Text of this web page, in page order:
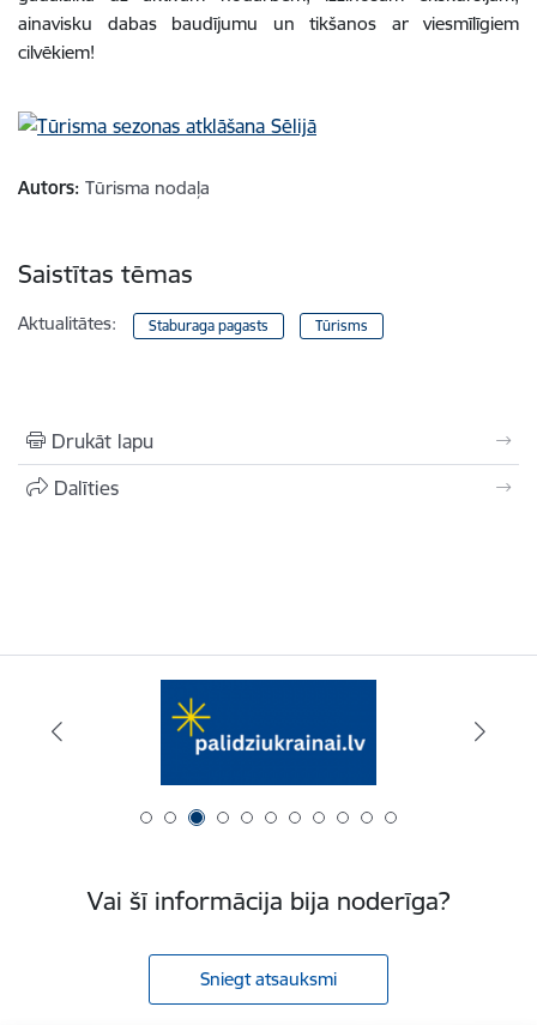
ainavisku dabas baudījumu un tikšanos ar viesmīlīgiem
cilvēkiem!
Autors: Tūrisma nodaļa
Saistītas tēmas
Aktualitātes: Staburaga pagasts Tūrisms
Drukāt lapu
Dalīties
Vai šī informācija bija noderīga?
Sniegt atsauksmi